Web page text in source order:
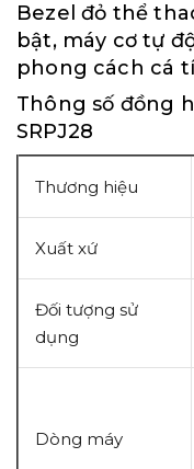
Bezel đỏ thể
bật, máy cơ tự
phong cách cá
Thông số đồng
SRPJ28
Thương hiệu
Xuất xứ
Đối tượng sử
dụng
Dòng máy